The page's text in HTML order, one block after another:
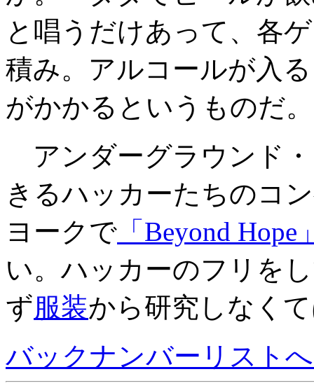
と唱うだけあって、各
積み。アルコールが入
がかかるというものだ。
アンダーグラウンド
きるハッカーたちのコ
ヨークで 「Beyond Hope
い。ハッカーのフリを
ず服装から研究しなく
バックナンバーリスト